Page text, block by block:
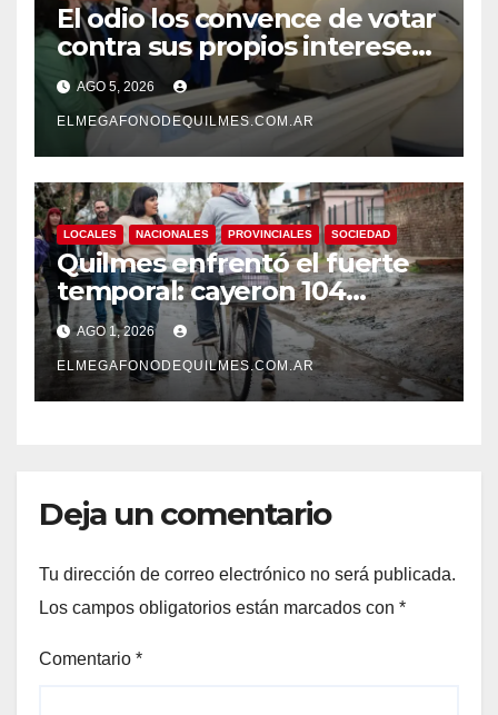
El odio los convence de votar
contra sus propios intereses.
Una Sociedad atrapada en la
grieta
AGO 5, 2026
ELMEGAFONODEQUILMES.COM.AR
LOCALES NACIONALES PROVINCIALES SOCIEDAD
Quilmes enfrentó el fuerte
temporal: cayeron 104
milímetros de lluvia en 24
horas.
AGO 1, 2026
ELMEGAFONODEQUILMES.COM.AR
Deja un comentario
Tu dirección de correo electrónico no será publicada.
Los campos obligatorios están marcados con *
Comentario *